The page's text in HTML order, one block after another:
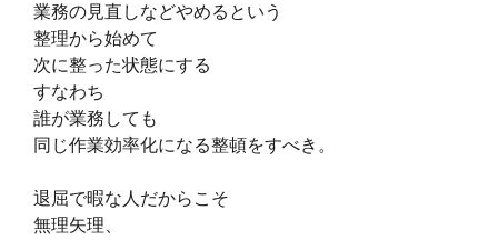
業務の見直しなどやめるという
整理から始めて
次に整った状態にする
すなわち
誰が業務しても
同じ作業効率化になる整頓をすべき。
退屈で暇な人だからこそ
無理矢理、